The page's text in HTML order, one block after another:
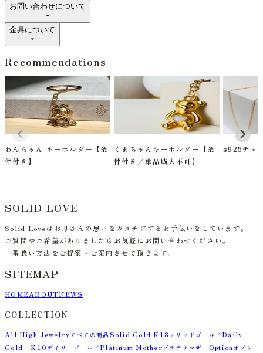
お問い合わせについて
金具について
Recommendations
わんちゃん キーホルダー【条
件付き】
くまちゃんキーホルダー【条
件付き／単品購入不可】
s925チェ
SOLID LOVE
Solid Loveはお母さんの思いをカタチにするお手伝いをしています。
ご質問やご希望がありましたらお気軽にお問い合わせください。
一番良い方法をご提案・ご案内させて頂きます。
SITEMAP
HOMEABOUTNEWS
COLLECTION
All High Jewelryすべての商品 Solid Gold K18 ソリッドゴールドDaily
Gold K10 デイリーゴールドPlatinum Motherプラチナマザー Optionオプシ